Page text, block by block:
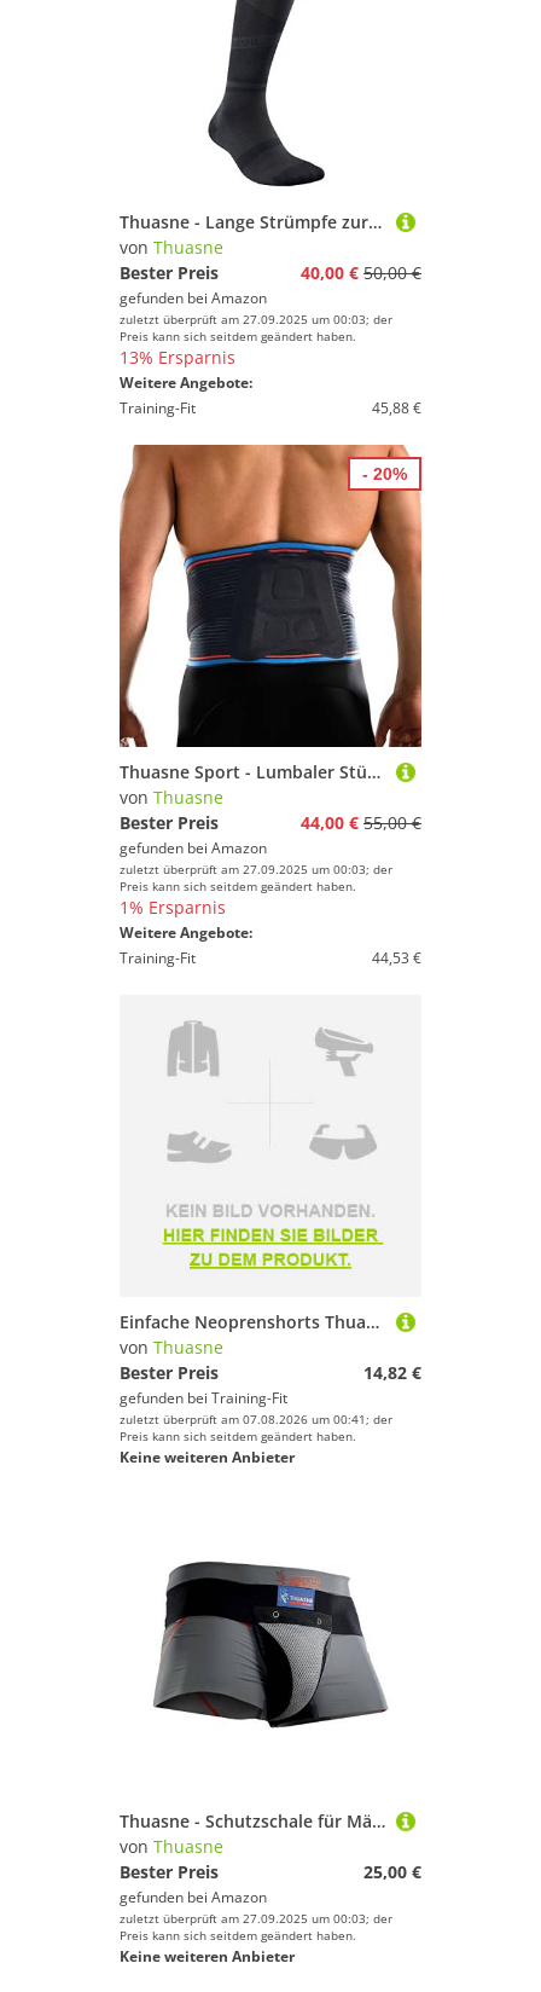
Thuasne - Lange Strümpfe zur Regeneration UP Recovery - Degressive Kompression vom Knöchel bis zur Wade - Schwarz, 35-38, M, Normal
von Thuasne
Bester Preis
40,00 € 50,00 €
gefunden bei Amazon
zuletzt überprüft am 27.09.2025 um 00:03; der
Preis kann sich seitdem geändert haben.
13% Ersparnis
Weitere Angebote:
Training-Fit
45,88 €
Thuasne Sport - Lumbaler Stützgürtel - Lumbalgie, Bandscheiben-/Lumbalverstauchung, Rückenschmerzen - Stützkraft 3/3 - CE Medizinisches Gerät - Größe XL
von Thuasne
Bester Preis
44,00 € 55,00 €
gefunden bei Amazon
zuletzt überprüft am 27.09.2025 um 00:03; der
Preis kann sich seitdem geändert haben.
1% Ersparnis
Weitere Angebote:
Training-Fit
44,53 €
- 20%
Einfache Neoprenshorts Thuasne
von Thuasne
Bester Preis
14,82 €
gefunden bei Training-Fit
zuletzt überprüft am 07.08.2026 um 00:41; der
Preis kann sich seitdem geändert haben.
Keine weiteren Anbieter
Thuasne - Schutzschale für Männer - Hartschale für Kampfsportarten, Boxen, Karate, Taekwondo - Handball, Rugby - Breiter elastischer Haltegurt - L
von Thuasne
Bester Preis
25,00 €
gefunden bei Amazon
zuletzt überprüft am 27.09.2025 um 00:03; der
Preis kann sich seitdem geändert haben.
Keine weiteren Anbieter